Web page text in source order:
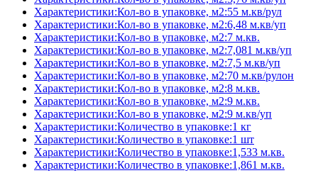
Характеристики:Кол-во в упаковке, м2:55 м.кв/рул
Характеристики:Кол-во в упаковке, м2:6,48 м.кв/уп
Характеристики:Кол-во в упаковке, м2:7 м.кв.
Характеристики:Кол-во в упаковке, м2:7,081 м.кв/уп
Характеристики:Кол-во в упаковке, м2:7,5 м.кв/уп
Характеристики:Кол-во в упаковке, м2:70 м.кв/рулон
Характеристики:Кол-во в упаковке, м2:8 м.кв.
Характеристики:Кол-во в упаковке, м2:9 м.кв.
Характеристики:Кол-во в упаковке, м2:9 м.кв/уп
Характеристики:Количество в упаковке:1 кг
Характеристики:Количество в упаковке:1 шт
Характеристики:Количество в упаковке:1,533 м.кв.
Характеристики:Количество в упаковке:1,861 м.кв.